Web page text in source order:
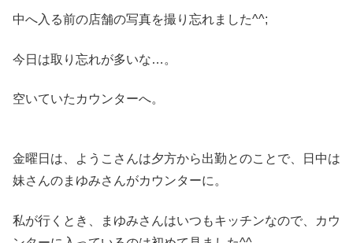
中へ入る前の店舗の写真を撮り忘れました^^;
今日は取り忘れが多いな…。
空いていたカウンターへ。
金曜日は、ようこさんは夕方から出勤とのことで、日中は
妹さんのまゆみさんがカウンターに。
私が行くとき、まゆみさんはいつもキッチンなので、カウ